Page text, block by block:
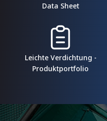
Data Sheet
Leichte Verdichtung -
Produktportfolio